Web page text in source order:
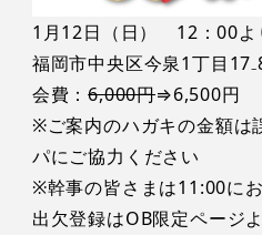
1月12日（日） 12：00よ
福岡市中央区今泉1丁目
会費：6,000円⇒6,500円
※ご案内のハガキの金額は
パにご協力ください
※幹事の皆さまは11:00にお
出欠登録はOB限定ページ